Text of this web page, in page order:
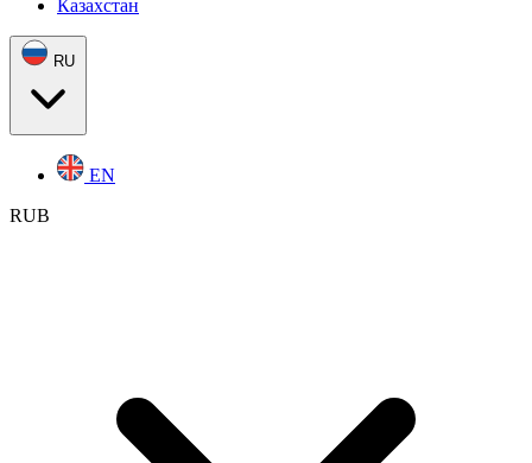
Казахстан
RU
EN
RUB